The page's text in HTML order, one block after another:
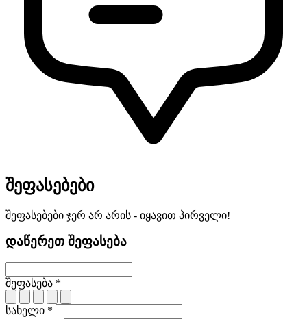
შეფასებები
შეფასებები ჯერ არ არის - იყავით პირველი!
დაწერეთ შეფასება
შეფასება *
სახელი *